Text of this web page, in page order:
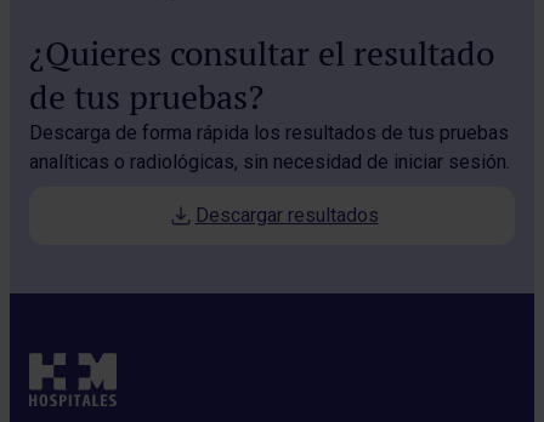
¿Quieres consultar el resultado
de tus pruebas?
Descarga de forma rápida los resultados de tus pruebas
analíticas o radiológicas, sin necesidad de iniciar sesión.
Descargar resultados